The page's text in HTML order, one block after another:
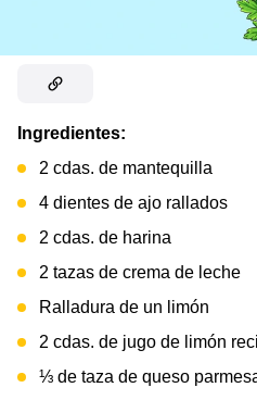
Ingredientes:
2 cdas. de mantequilla
4 dientes de ajo rallados
2 cdas. de harina
2 tazas de crema de leche
Ralladura de un limón
2 cdas. de jugo de limón
⅓ de taza de queso